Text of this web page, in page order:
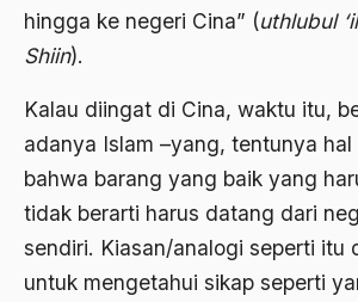
hingga ke negeri Cina” (uthlubul
Shiin).
Kalau diingat di Cina, waktu itu,
adanya Islam –yang, tentunya hal
bahwa barang yang baik yang
tidak berarti harus datang dari
sendiri. Kiasan/analogi seperti itu
untuk mengetahui sikap seperti
Aliran Kepercayaan
Alistair Cook
Allah
ALmanak
Alternatif Moral
Alternatif Nilai
Alternatif Politis